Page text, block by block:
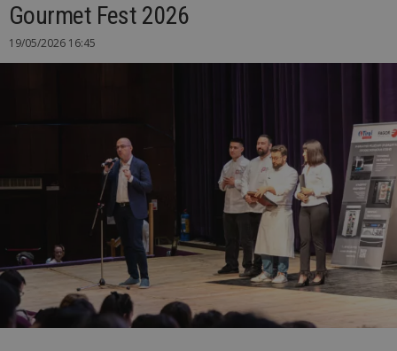
Gourmet Fest 2026
19/05/2026 16:45